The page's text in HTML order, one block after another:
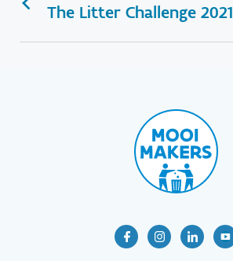
The Litter Challenge 2021